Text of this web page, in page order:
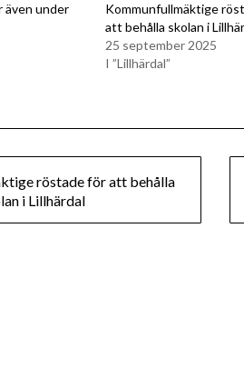
även under
Kommunfullmäktige
att behålla skolan i
25 september 2025
I ”Lillhärdal”
röstade för att behålla
i Lillhärdal